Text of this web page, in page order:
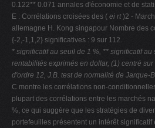
0.122** 0.071 annales d'économie et de
E : Corrélations croisées des ( ei rt)2 -
allemagne H. Kong singapour Nombre des
{-2,-1,1,2} significatives : 9 sur 112.
* significatif au seuil de 1 %, ** significatif au
rentabilités exprimés en dollar, (1) centré
d'ordre 12, J.B. test de normalité de Jarque-
C montre les corrélations non-
plupart des corrélations entre les marchés
%, ce qui suggère que les stratégies de
portefeuilles présentent un intérêt significatif